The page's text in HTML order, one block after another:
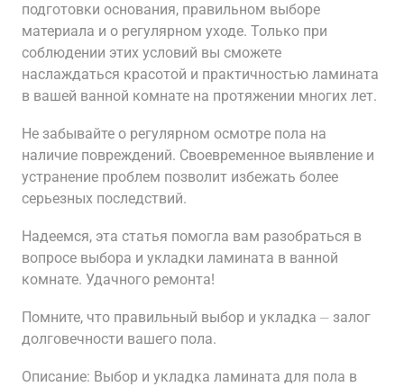
подготовки основания, правильном выборе
материала и о регулярном уходе. Только при
соблюдении этих условий вы сможете
наслаждаться красотой и практичностью ламината
в вашей ванной комнате на протяжении многих лет.
Не забывайте о регулярном осмотре пола на
наличие повреждений. Своевременное выявление и
устранение проблем позволит избежать более
серьезных последствий.
Надеемся, эта статья помогла вам разобраться в
вопросе выбора и укладки ламината в ванной
комнате. Удачного ремонта!
Помните, что правильный выбор и укладка ⏤ залог
долговечности вашего пола.
Описание: Выбор и укладка ламината для пола в